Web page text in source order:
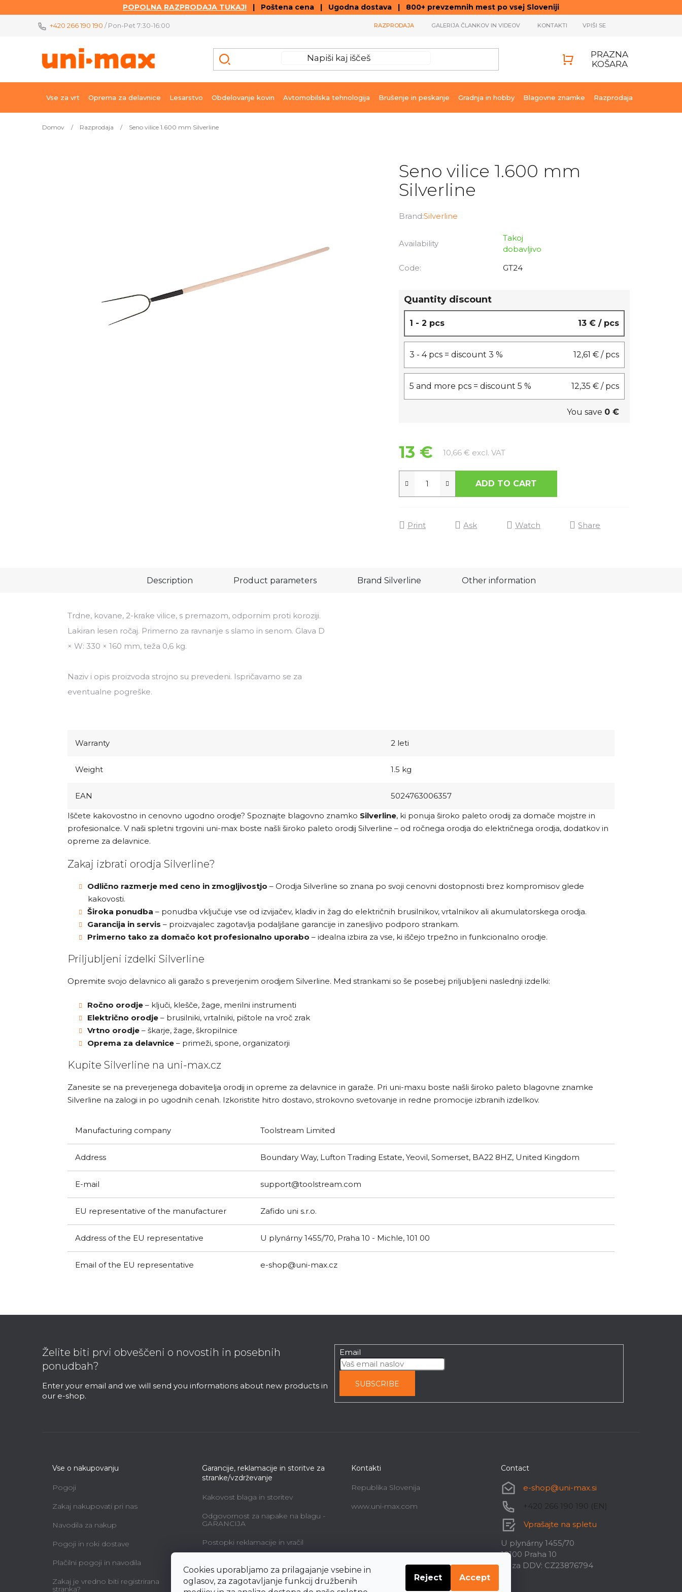
POPOLNA RAZPRODAJA TUKAJ! | Poštena cena | Ugodna dostava | 800+ prevzemnih mest po vsej Sloveniji
Cookies uporabljamo za prilagajanje vsebine in
oglasov, za zagotavljanje funkcij družbenih
Reject Accept
+420 266 190 190 / Pon-Pet 7:30-16:00 RAZPRODAJA GALERIJA ČLANKOV IN VIDEOV KONTAKTI VPIŠI SE
CART
PRAZNA
KOŠARA
Vse za vrt Oprema za delavnice Lesarstvo Obdelovanje kovin Avtomobilska tehnologija Brušenje in peskanje Gradnja in hobby Blagovne znamke Razprodaja
Domov / Razprodaja / Seno vilice 1.600 mm Silverline
Seno vilice 1.600 mm
Silverline
Brand:Silverline
Availability
Takoj
dobavljivo
Code:
GT24
Quantity discount
1 - 2 pcs 13 € / pcs
3 - 4 pcs = discount 3 % 12,61 € / pcs
5 and more pcs = discount 5 % 12,35 € / pcs
You save 0 €
13 € 10,66 € excl. VATMeasure price:
ADD TO CART
Print Ask Watch Share
Description Product parameters Brand Silverline Other information
Trdne, kovane, 2-krake vilice, s premazom, odpornim proti koroziji.
Lakiran lesen ročaj. Primerno za ravnanje s slamo in senom. Glava D
× W: 330 × 160 mm, teža 0,6 kg.
Naziv i opis proizvoda strojno su prevedeni. Ispričavamo se za
eventualne pogreške.
Warranty 2 leti
Weight 1.5 kg
EAN 5024763006357
Iščete kakovostno in cenovno ugodno orodje? Spoznajte blagovno znamko Silverline, ki ponuja široko paleto orodij za domače mojstre in
profesionalce. V naši spletni trgovini uni-max boste našli široko paleto orodij Silverline – od ročnega orodja do električnega orodja, dodatkov in
opreme za delavnice.
Zakaj izbrati orodja Silverline?
Odlično razmerje med ceno in zmogljivostjo – Orodja Silverline so znana po svoji cenovni dostopnosti brez kompromisov glede
kakovosti.
Široka ponudba – ponudba vključuje vse od izvijačev, kladiv in žag do električnih brusilnikov, vrtalnikov ali akumulatorskega orodja.
Garancija in servis – proizvajalec zagotavlja podaljšane garancije in zanesljivo podporo strankam.
Primerno tako za domačo kot profesionalno uporabo – idealna izbira za vse, ki iščejo trpežno in funkcionalno orodje.
Priljubljeni izdelki Silverline
Opremite svojo delavnico ali garažo s preverjenim orodjem Silverline. Med strankami so še posebej priljubljeni naslednji izdelki:
Ročno orodje – ključi, klešče, žage, merilni instrumenti
Električno orodje – brusilniki, vrtalniki, pištole na vroč zrak
Vrtno orodje – škarje, žage, škropilnice
Oprema za delavnice – primeži, spone, organizatorji
Kupite Silverline na uni-max.cz
Zanesite se na preverjenega dobavitelja orodij in opreme za delavnice in garaže. Pri uni-maxu boste našli široko paleto blagovne znamke
Silverline na zalogi in po ugodnih cenah. Izkoristite hitro dostavo, strokovno svetovanje in redne promocije izbranih izdelkov.
Manufacturing company Toolstream Limited
Address Boundary Way, Lufton Trading Estate, Yeovil, Somerset, BA22 8HZ, United Kingdom
E-mail support@toolstream.com
EU representative of the manufacturer Zafido uni s.r.o.
Address of the EU representative U plynárny 1455/70, Praha 10 - Michle, 101 00
Email of the EU representative e-shop@uni-max.cz
Želite biti prvi obveščeni o novostih in posebnih
ponudbah?
Enter your email and we will send you informations about new products in
our e-shop.
Email
SUBSCRIBE
Vse o nakupovanju
Pogoji
Zakaj nakupovati pri nas
Navodila za nakup
Pogoji in roki dostave
Plačilni pogoji in navodila
Zakaj je vredno biti registrirana
stranka?
Garancije, reklamacije in storitve za
stranke/vzdrževanje
Kakovost blaga in storitev
Odgovornost za napake na blagu -
GARANCIJA
Postopki reklamacije in vračil
Vzorec navodil o pravicah
uporabnika do odstopa od
Kontakti
Republika Slovenija
www.uni-max.com
Contact
e-shop@uni-max.si
+420 266 190 190 (EN)
Vprašajte na spletu
U plynárny 1455/70
10100 Praha 10
ID za DDV: CZ23876794